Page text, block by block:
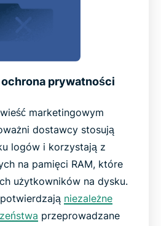
prywatności
marketingowym
dostawcy stosują
logów i korzystają z
na pamięci RAM, które
użytkowników na dysku.
niezależne
przeprowadzane